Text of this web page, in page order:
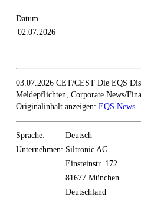
Datum
02.07.2026
03.07.2026 CET/CEST Die EQS
Meldepflichten, Corporate News/
Originalinhalt anzeigen: EQS News
Sprache:
Deutsch
Unternehmen: Siltronic AG
Einsteinstr. 172
81677 München
Deutschland